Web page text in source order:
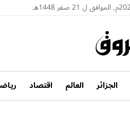
الجزائر العالم اقتصاد